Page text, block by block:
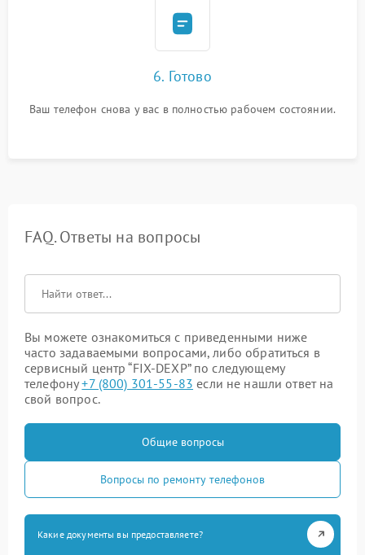
6. Готово
Ваш телефон снова у вас в полностью рабочем состоянии.
FAQ. Ответы на вопросы
Вы можете ознакомиться с приведенными ниже
часто задаваемыми вопросами, либо обратиться в
сервисный центр “FIX-DEXP” по следующему
телефону+7 (800) 301-55-83 если не нашли ответ на
свой вопрос.
Общие вопросы
Вопросы по ремонту телефонов
Какие документы вы предоставляете?